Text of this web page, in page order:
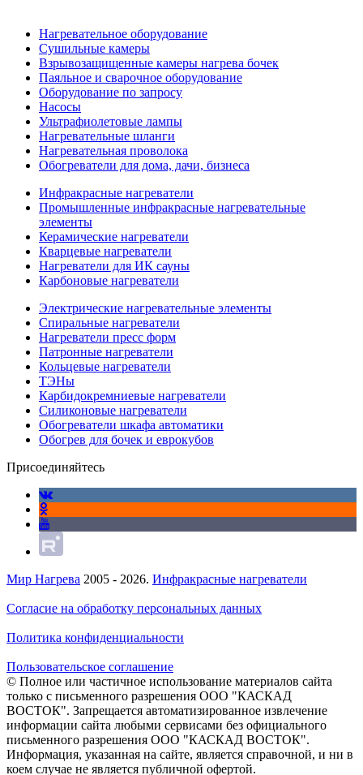
Нагревательное оборудование
Сушильные камеры
Взрывозащищенные камеры нагрева бочек
Паяльное и сварочное оборудование
Оборудование по запросу
Насосы
Ультрафиолетовые лампы
Нагревательные шланги
Нагревательная проволока
Обогреватели для дома, дачи, бизнеса
Инфракрасные нагреватели
Промышленные инфракрасные нагревательные
элементы
Керамические нагреватели
Кварцевые нагреватели
Нагреватели для ИК сауны
Карбоновые нагреватели
Электрические нагревательные элементы
Спиральные нагреватели
Нагреватели пресс форм
Патронные нагреватели
Кольцевые нагреватели
ТЭНы
Карбидокремниевые нагреватели
Силиконовые нагреватели
Обогреватели шкафа автоматики
Обогрев для бочек и еврокубов
Присоединяйтесь
Мир Нагрева 2005 - 2026. Инфракрасные нагреватели
Согласие на обработку персональных данных
Политика конфиденциальности
Пользовательское соглашение
© Полное или частичное использование материалов сайта
только с письменного разрешения ООО "КАСКАД
ВОСТОК". Запрещается автоматизированное извлечение
информации сайта любыми сервисами без официального
письменного разрешения ООО "КАСКАД ВОСТОК".
Информация, указанная на сайте, является справочной, и ни в
коем случае не является публичной офертой.